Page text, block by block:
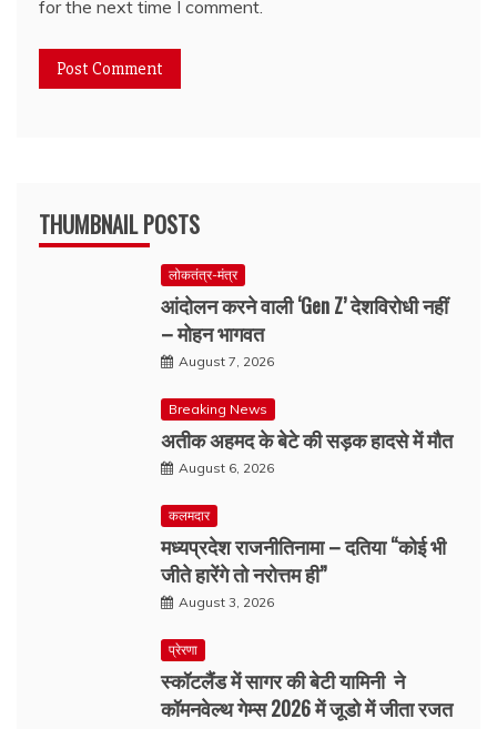
for the next time I comment.
THUMBNAIL POSTS
लोकतंत्र-मंत्र
आंदोलन करने वाली ‘Gen Z’ देशविरोधी नहीं
– मोहन भागवत
August 7, 2026
Breaking News
अतीक अहमद के बेटे की सड़क हादसे में मौत
August 6, 2026
कलमदार
मध्यप्रदेश राजनीतिनामा – दतिया “कोई भी
जीते हारेंगे तो नरोत्तम ही”
August 3, 2026
प्रेरणा
स्कॉटलैंड में सागर की बेटी यामिनी ने
कॉमनवेल्थ गेम्स 2026 में जूडो में जीता रजत